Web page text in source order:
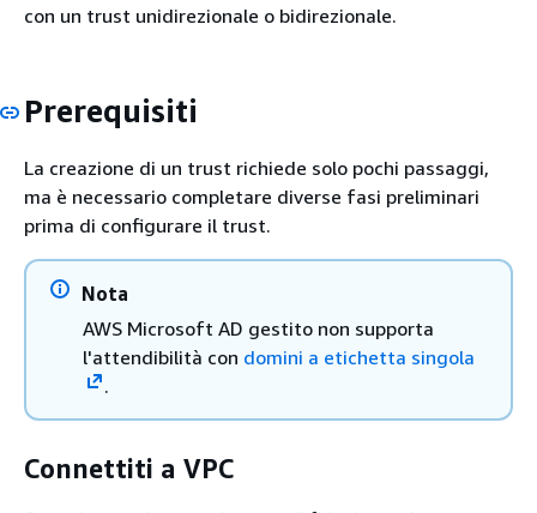
con un trust unidirezionale o bidirezionale.
Prerequisiti
La creazione di un trust richiede solo pochi passaggi,
ma è necessario completare diverse fasi preliminari
prima di configurare il trust.
Nota
AWS Microsoft AD gestito non supporta
l'attendibilità con domini a etichetta singola
.
Connettiti a VPC